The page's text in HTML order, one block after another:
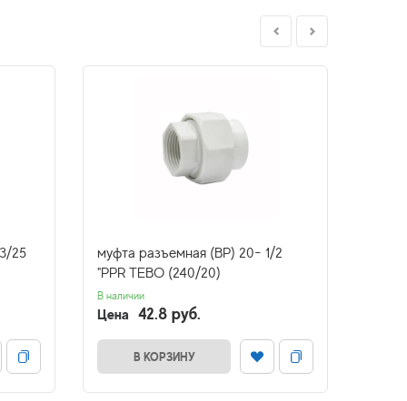
25
муфта разъемная (ВР) 20- 1/2
"PPR TEBO (240/20)
В наличии
Цена 42.8 руб.
В КОРЗИНУ